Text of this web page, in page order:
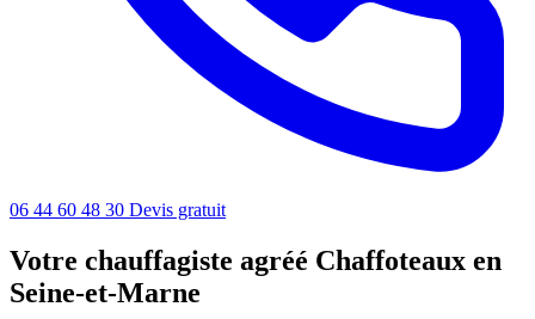
06 44 60 48 30 Devis gratuit
Votre chauffagiste agréé Chaffoteaux en
Seine-et-Marne